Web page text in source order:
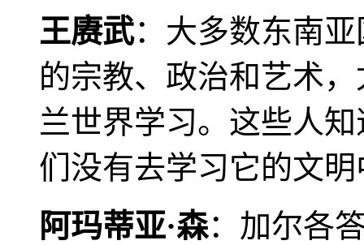
王赓武：大多数东南
的宗教、政治和艺术
兰世界学习。这些人
们没有去学习它的文
阿玛蒂亚·森：加尔各